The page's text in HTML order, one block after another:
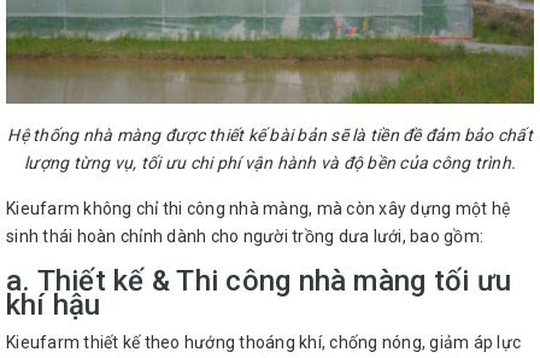
Hệ thống nhà màng được thiết kế bài bản sẽ là tiền đề đảm bảo chất
lượng từng vụ, tối ưu chi phí vận hành và độ bền của công trình.
Kieufarm không chỉ thi công nhà màng, mà còn xây dựng một hệ
sinh thái hoàn chỉnh dành cho người trồng dưa lưới, bao gồm:
a. Thiết kế & Thi công nhà màng tối ưu
khí hậu
Kieufarm thiết kế theo hướng thoáng khí, chống nóng, giảm áp lực